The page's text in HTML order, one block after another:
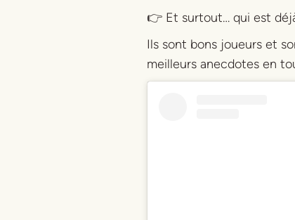
👉 Et surtout… qui est
Ils sont bons joueurs et
meilleurs anecdotes en